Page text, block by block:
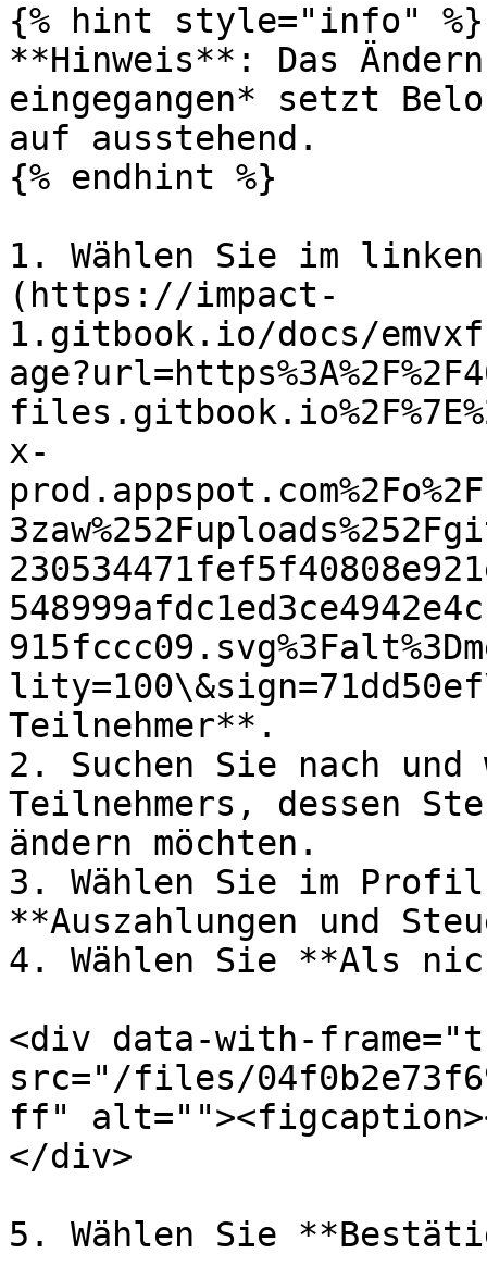
{% hint style="info" %}
**Hinweis**: Das
eingegangen* setzt
auf ausstehend.
{% endhint %}
1. Wählen Sie im
(https://impact-
1.gitbook.io/docs/
x-
Teilnehmer**.
2. Suchen Sie nach und
Teilnehmers, dessen
ändern möchten.
3. Wählen Sie im Profil
**Auszahlungen und
4. Wählen Sie **Als
<div data-with-
src="/files/
ff"
</div>
5. Wählen Sie